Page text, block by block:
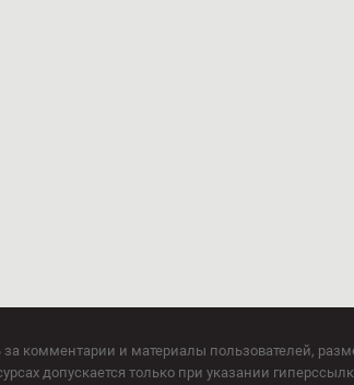
за комментарии и материалы пользователей,
допускается только при указании